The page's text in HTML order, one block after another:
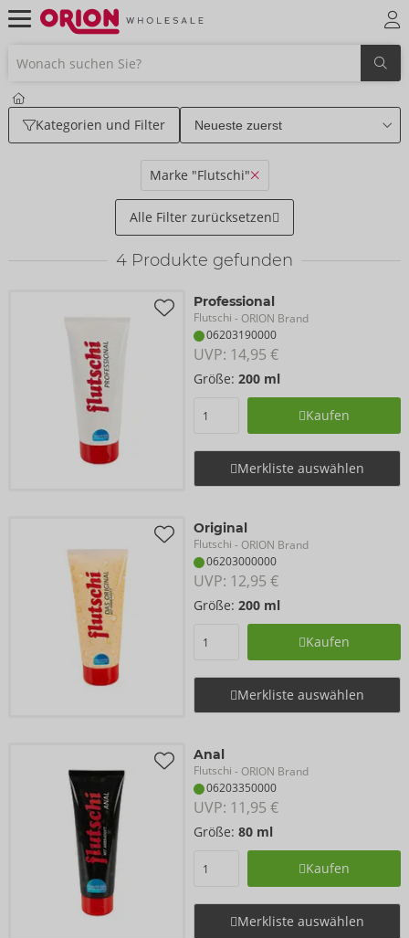
Kategorien und Filter
Marke "Flutschi"
Alle Filter zurücksetzen
4 Produkte gefunden
Professional
Flutschi - ORION Brand
06203190000
UVP: 14,95 €
Größe: 200 ml
Kaufen
Merkliste auswählen
Original
Flutschi - ORION Brand
06203000000
UVP: 12,95 €
Größe: 200 ml
Kaufen
Merkliste auswählen
Anal
Flutschi - ORION Brand
06203350000
UVP: 11,95 €
Größe: 80 ml
Kaufen
Merkliste auswählen